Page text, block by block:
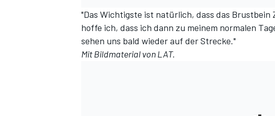
"Das Wichtigste ist natürlich, dass das
hoffe ich, dass ich dann zu meinem normalen
sehen uns bald wieder auf der Strecke."
Mit Bildmaterial von LAT.